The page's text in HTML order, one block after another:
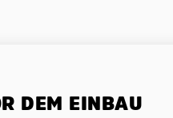
DEM EINBAU